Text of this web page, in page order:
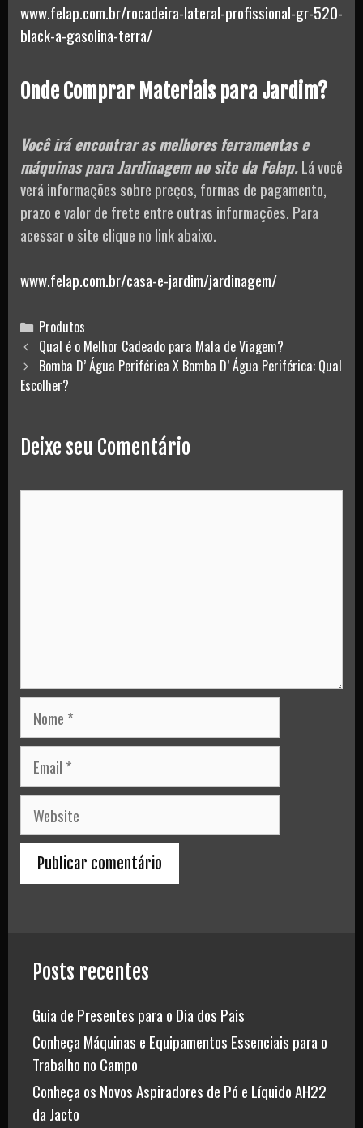
www.felap.com.br/rocadeira-lateral-profissional-gr-520-
black-a-gasolina-terra/
Onde Comprar Materiais para Jardim?
Você irá encontrar as melhores ferramentas e
máquinas para Jardinagem no site da Felap.Lá você
verá informações sobre preços, formas de pagamento,
prazo e valor de frete entre outras informações. Para
acessar o site clique no link abaixo.
www.felap.com.br/casa-e-jardim/jardinagem/
Categories
Produtos
Post
navigation
Qual é o Melhor Cadeado para Mala de Viagem?
Bomba D’ Água Periférica X Bomba D’ Água Periférica: Qual
Escolher?
Deixe seu Comentário
Nome
Email
Website
Posts recentes
Guia de Presentes para o Dia dos Pais
Conheça Máquinas e Equipamentos Essenciais para o
Trabalho no Campo
Conheça os Novos Aspiradores de Pó e Líquido AH22
da Jacto